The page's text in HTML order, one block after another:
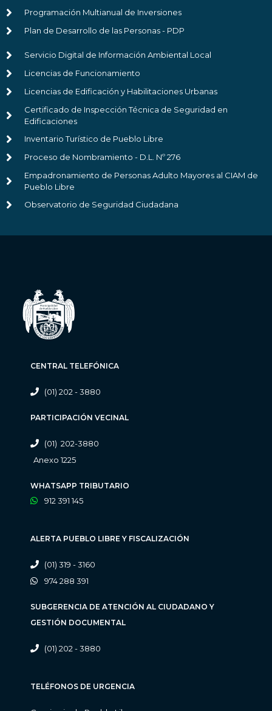
Programación Multianual de Inversiones
Plan de Desarrollo de las Personas - PDP
Servicio Digital de Información Ambiental Local
Licencias de Funcionamiento
Licencias de Edificación y Habilitaciones Urbanas
Certificado de Inspección Técnica de Seguridad en
Edificaciones
Inventario Turístico de Pueblo Libre
Proceso de Nombramiento - D.L. Nº 276
Empadronamiento de Personas Adulto Mayores al CIAM de
Pueblo Libre
Observatorio de Seguridad Ciudadana
CENTRAL TELEFÓNICA
(01) 202 - 3880
PARTICIPACIÓN VECINAL
(01) 202-3880
Anexo 1225
WHATSAPP TRIBUTARIO
912 391 145
ALERTA PUEBLO LIBRE Y FISCALIZACIÓN
(01) 319 - 3160
974 288 391
SUBGERENCIA DE ATENCIÓN AL CIUDADANO Y
GESTIÓN DOCUMENTAL
(01) 202 - 3880
TELÉFONOS DE URGENCIA